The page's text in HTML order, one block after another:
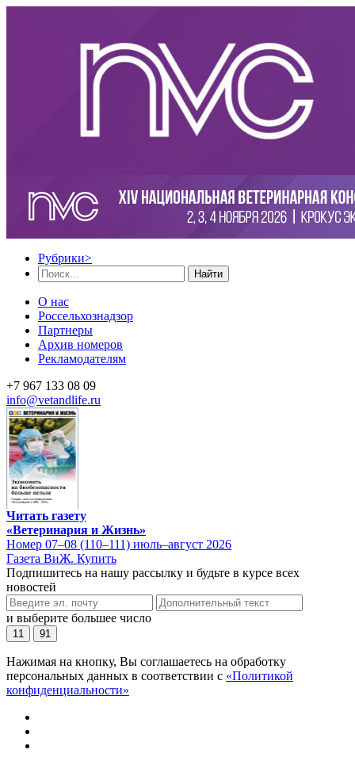
Рубрики>
Найти
О нас
Россельхознадзор
Партнеры
Архив номеров
Рекламодателям
+7 967 133 08 09
info@vetandlife.ru
Читать газету
«Ветеринария и Жизнь»
Номер 07–08 (110–111) июль–август 2026
Газета ВиЖ. Купить
Подпишитесь на нашу рассылку и будьте в курсе всех
новостей
и выберите большее число
11 91
Нажимая на кнопку, Вы соглашаетесь на обработку
персональных данных в соответствии с «Политикой
конфиденциальности»